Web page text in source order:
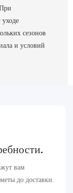
сезонов
и условий
вам
до доставки.